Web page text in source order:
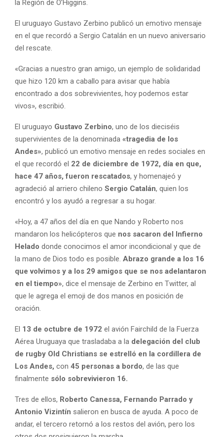
la Región de O’Higgins.
El uruguayo Gustavo Zerbino publicó un emotivo mensaje
en el que recordó a Sergio Catalán en un nuevo aniversario
del rescate.
«Gracias a nuestro gran amigo, un ejemplo de solidaridad
que hizo 120 km a caballo para avisar que había
encontrado a dos sobrevivientes, hoy podemos estar
vivos», escribió.
El uruguayo Gustavo Zerbino, uno de los dieciséis
supervivientes de la denominada «tragedia de los
Andes», publicó un emotivo mensaje en redes sociales en
el que recordó el 22 de diciembre de 1972, día en que,
hace 47 años, fueron rescatados, y homenajeó y
agradeció al arriero chileno Sergio Catalán, quien los
encontró y los ayudó a regresar a su hogar.
«Hoy, a 47 años del día en que Nando y Roberto nos
mandaron los helicópteros que nos sacaron del Infierno
Helado donde conocimos el amor incondicional y que de
la mano de Dios todo es posible. Abrazo grande a los 16
que volvimos y a los 29 amigos que se nos adelantaron
en el tiempo», dice el mensaje de Zerbino en Twitter, al
que le agrega el emoji de dos manos en posición de
oración.
El 13 de octubre de 1972 el avión Fairchild de la Fuerza
Aérea Uruguaya que trasladaba a la delegación del club
de rugby Old Christians se estrelló en la cordillera de
Los Andes, con 45 personas a bordo, de las que
finalmente sólo sobrevivieron 16.
Tres de ellos, Roberto Canessa, Fernando Parrado y
Antonio Vizintín salieron en busca de ayuda. A poco de
andar, el tercero retornó a los restos del avión, pero los